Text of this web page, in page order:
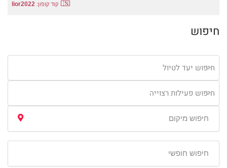
קוד קופון: lior2022
חיפוש
חיפוש יעד לטיול
חיפוש פעילות רצוייה